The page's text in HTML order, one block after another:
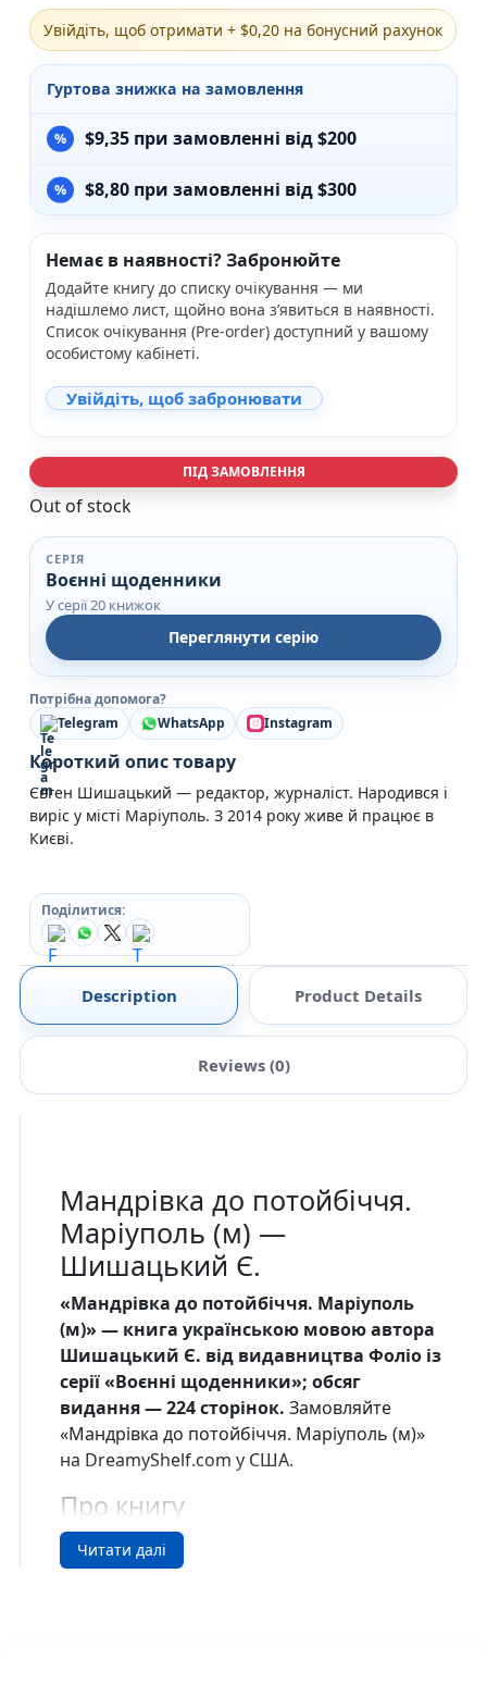
Увійдіть, щоб отримати + $0,20 на бонусний рахунок
Гуртова знижка на замовлення
$9,35 при замовленні від $200
$8,80 при замовленні від $300
Немає в наявності? Забронюйте
Додайте книгу до списку очікування — ми
надішлемо лист, щойно вона з’явиться в наявності.
Список очікування (Pre-order) доступний у вашому
особистому кабінеті.
Увійдіть, щоб забронювати
ПІД ЗАМОВЛЕННЯ
Out of stock
СЕРІЯ
Воєнні щоденники
У серії 20 книжок
Переглянути серію
Потрібна допомога?
Telegram
WhatsApp Instagram
Короткий опис товару
Євген Шишацький — редактор, журналіст. Народився і
виріс у місті Маріуполь. З 2014 року живе й працює в
Києві.
Поділитися:
Description Product Details
Reviews (0)
Мандрівка до потойбіччя.
Маріуполь (м) —
Шишацький Є.
«Мандрівка до потойбіччя. Маріуполь
(м)» — книга українською мовою автора
Шишацький Є. від видавництва Фоліо із
серії «Воєнні щоденники»; обсяг
видання — 224 сторінок. Замовляйте
«Мандрівка до потойбіччя. Маріуполь (м)»
на DreamyShelf.com у США.
Про книгу
Євген Шишацький — редактор, журналіст.
Народився і виріс у місті Маріуполь. З 2014
Читати далі